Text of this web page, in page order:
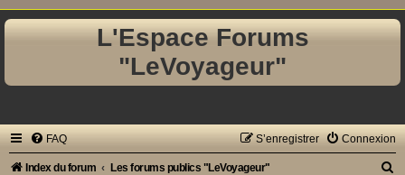
L'Espace Forums
"LeVoyageur"
FAQ Connexion
S’enregistrer
Index du forum
Les forums publics "LeVoyageur"